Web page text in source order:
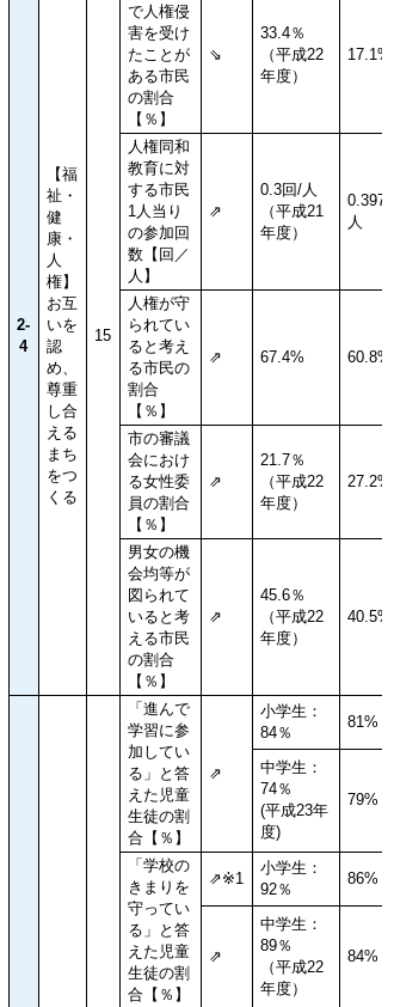
2-
4
【福
祉・
健
康・
人
権】
お互
いを
認
め、
尊重
し合
える
まち
をつ
くる
15
で人権侵
害を受け
たことが
ある市民
の割合
【％】
⇘
33.4％
（平成22
年度）
17.1%
人権同和
教育に対
する市民
1人当り
の参加回
数【回／
人】
⇗
0.3回/人
（平成21
年度）
0.397
人
人権が守
られてい
ると考え
る市民の
割合
【％】
⇗ 67.4% 60.8%
市の審議
会におけ
る女性委
員の割合
【％】
⇗
21.7％
（平成22
年度）
27.2%
男女の機
会均等が
図られて
いると考
える市民
の割合
【％】
⇗
45.6％
（平成22
年度）
40.5%
「進んで
学習に参
加してい
る」と答
えた児童
生徒の割
合【％】
⇗
小学生：
84％
81%
中学生：
74％
(平成23年
度)
79%
「学校の
きまりを
守ってい
る」と答
えた児童
生徒の割
合【％】
⇗※1
小学生：
92％
86%
⇗
中学生：
89％
（平成22
年度）
84%